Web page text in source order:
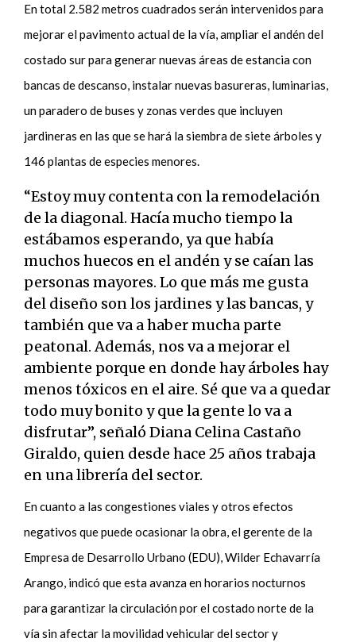
En total 2.582 metros cuadrados serán intervenidos para
mejorar el pavimento actual de la vía, ampliar el andén del
costado sur para generar nuevas áreas de estancia con
bancas de descanso, instalar nuevas basureras, luminarias,
un paradero de buses y zonas verdes que incluyen
jardineras en las que se hará la siembra de siete árboles y
146 plantas de especies menores.
“Estoy muy contenta con la remodelación
de la diagonal. Hacía mucho tiempo la
estábamos esperando, ya que había
muchos huecos en el andén y se caían las
personas mayores. Lo que más me gusta
del diseño son los jardines y las bancas, y
también que va a haber mucha parte
peatonal. Además, nos va a mejorar el
ambiente porque en donde hay árboles hay
menos tóxicos en el aire. Sé que va a quedar
todo muy bonito y que la gente lo va a
disfrutar”, señaló Diana Celina Castaño
Giraldo, quien desde hace 25 años trabaja
en una librería del sector.
En cuanto a las congestiones viales y otros efectos
negativos que puede ocasionar la obra, el gerente de la
Empresa de Desarrollo Urbano (EDU), Wilder Echavarría
Arango, indicó que esta avanza en horarios nocturnos
para garantizar la circulación por el costado norte de la
vía sin afectar la movilidad vehicular del sector y